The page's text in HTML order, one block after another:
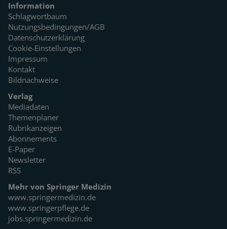
Information
Schlagwortbaum
Nutzungsbedingungen/AGB
Datenschutzerklärung
Cookie-Einstellungen
Impressum
Kontakt
Bildnachweise
Verlag
Mediadaten
Themenplaner
Rubrikanzeigen
Abonnements
E-Paper
Newsletter
RSS
Mehr von Springer Medizin
www.springermedizin.de
www.springerpflege.de
jobs.springermedizin.de